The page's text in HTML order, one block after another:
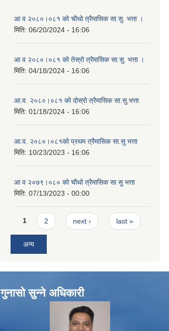
आ व २०८०।०८१ को चौथो त्रैमासिक सा.सु. भत्ता ।
मिति: 06/20/2024 - 16:06
आ व २०८०।०८१ को तेस्रो त्रैमासिक सा.सु. भत्ता ।
मिति: 04/18/2024 - 16:06
आ.व. २०८०।०८१ को दोस्रो त्रैमासिक सा.सु.भत्ता
मिति: 01/18/2024 - 16:06
आ.व. २०८०।०८१को प्रथम त्रैमासिक सा.सु भत्ता
मिति: 10/23/2023 - 16:06
आ व २०७९।०८० को चौथो त्रैमासिक सा सु भत्ता
मिति: 07/13/2023 - 00:00
Pages
1 2 next › last »
अन्य
गुनासो सुन्ने अधिकारी